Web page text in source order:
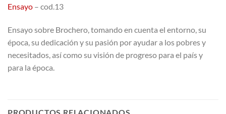
Ensayo – cod.13
Ensayo sobre Brochero, tomando en cuenta el entorno, su
época, su dedicación y su pasión por ayudar a los pobres y
necesitados, así como su visión de progreso para el país y
para la época.